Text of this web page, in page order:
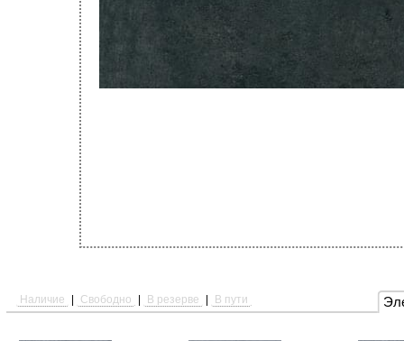
Наличие Свободно В резерве В пути